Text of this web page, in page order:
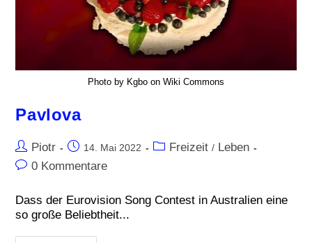
Photo by Kgbo on Wiki Commons
Pavlova
Piotr 14. Mai 2022 Freizeit / Leben
0 Kommentare
Dass der Eurovision Song Contest in Australien eine
so große Beliebtheit...